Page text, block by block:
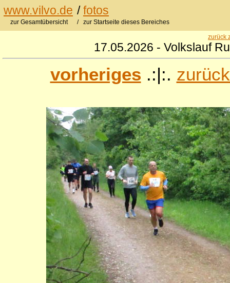
www.vilvo.de /fotos
zur Gesamtübersicht / zur Startseite dieses Bereiches
zurück
17.05.2026 - Volkslauf
vorheriges .:|:.